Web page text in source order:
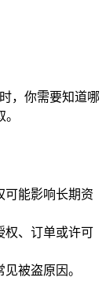
，你需要知道哪
可能影响长期资
权、订单或许可
被盗原因。